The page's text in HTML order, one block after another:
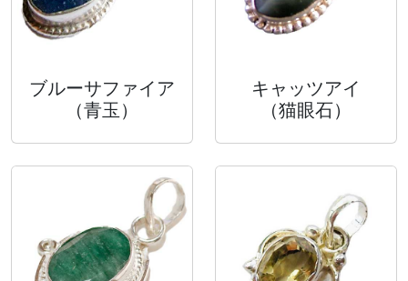
ブルーサファイア
（青玉）
キャッツアイ
（猫眼石）